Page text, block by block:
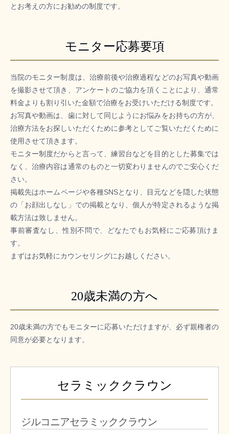
とお考えの方にお勧めの制度です。
モニター応募要項
当院のモニター制度は、治療前後や治療過程などのお写真や動画
を撮影させて頂き、アンケートのご協力を頂くことにより、通常
料金よりも割り引いた金額で治療をお受けいただける制度です。
お写真や動画は、歯に対して同じようにお悩みをお持ちの方が、
治療方法をお探しいただくために参考としてご覧いただくために
使用させて頂きます。
モニター制度だからと言って、練習台などを目的とした募集では
なく、治療内容は通常のものと一切変わりませんのでご安心くだ
さい。
掲載先はホームページや各種SNSとなり、目元などを隠した状態
の「お顔出しなし」での掲載となり、個人が特定されるような掲
載方法は致しません。
事前審査なし、性別不問で、どなたでもお気軽にご応募頂けま
す。
まずはお気軽にカウンセリングにお越しください。
20歳未満の方へ
20歳未満の方でもモニターに応募いただけますが、必ず親権者の
同意が必要となります。
セラミッククラウン
ジルコニアセラミッククラウン